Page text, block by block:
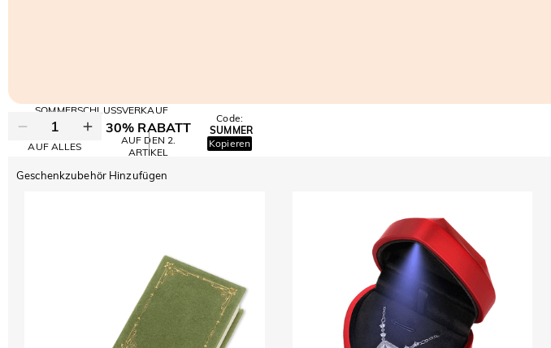
SOMMERSCHLUSSVERKAUF
10% RABATT
AUF ALLES
30% RABATT
AUF DEN 2.
ARTIKEL
Code:
SUMMER
Kopieren
Geschenkzubehör Hinzufügen